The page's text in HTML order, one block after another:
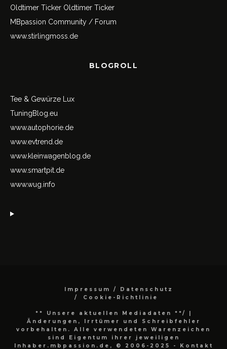
Oldtimer Ticker Oldtimer Ticker
MBpassion Community / Forum
www.stirlingmoss.de
BLOGROLL
Tee & Gewürze Lux
TuningBlog.eu
www.autophorie.de
www.evtrend.de
www.kleinwagenblog.de
www.smartpit.de
www.wug.info
Impressum / Datenschutz
Cookie-Richtlinie
** Unsere aktuellen Mediadaten **/
|
Änderungen, Irrtümer und Schreibfehler
vorbehalten. Alle verwendeten Warenzeichen
sind Eigentum ihrer jeweiligen
Inhaber.mbpassion.de, © 2006-2025 - Kontakt